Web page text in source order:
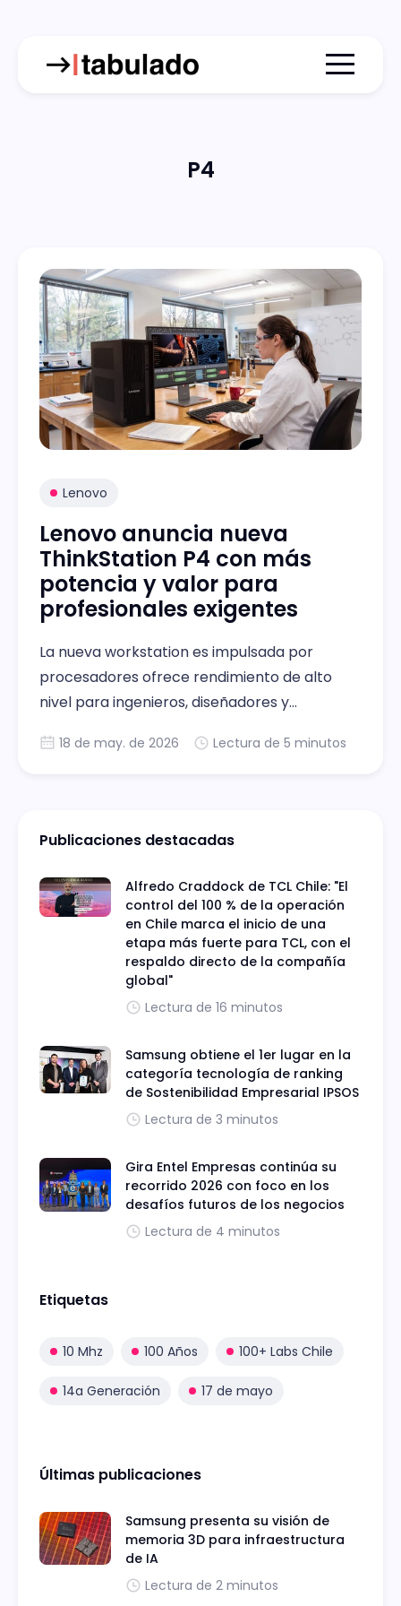
Menu
P4
Lenovo
Lenovo anuncia nueva
ThinkStation P4 con más
potencia y valor para
profesionales exigentes
La nueva workstation es impulsada por
procesadores ofrece rendimiento de alto
nivel para ingenieros, diseñadores y
premium.
18 de may. de 2026 Lectura de 5 minutos
Publicaciones destacadas
Alfredo Craddock de TCL Chile: "El
control del 100 % de la operación
en Chile marca el inicio de una
etapa más fuerte para TCL, con el
respaldo directo de la compañía
global"
Lectura de 16 minutos
Samsung obtiene el 1er lugar en la
categoría tecnología de ranking
de Sostenibilidad Empresarial IPSOS
Lectura de 3 minutos
Gira Entel Empresas continúa su
recorrido 2026 con foco en los
desafíos futuros de los negocios
Lectura de 4 minutos
Etiquetas
10 Mhz 100 Años 100+ Labs Chile
14a Generación 17 de mayo
Últimas publicaciones
Samsung presenta su visión de
memoria 3D para infraestructura
de IA
Lectura de 2 minutos